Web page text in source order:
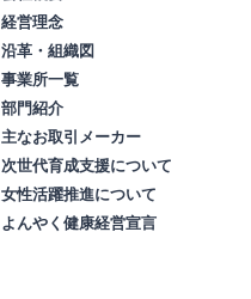
経営理念
沿革・組織図
事業所一覧
部門紹介
主なお取引メーカー
次世代育成支援について
女性活躍推進について
よんやく健康経営宣言